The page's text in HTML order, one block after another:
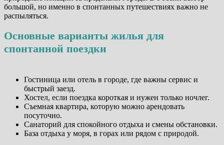
большой, но именно в спонтанных путешествиях важно не
распыляться.
Основные варианты жилья для
спонтанной поездки
Гостиница или отель в городе, где важны сервис и
быстрый заезд.
Хостел, если поездка короткая и нужен только ночлег.
Съемная квартира, которую можно арендовать
посуточно.
Санаторий для спокойного отдыха и смены обстановки.
База отдыха у моря, в горах или рядом с природой.